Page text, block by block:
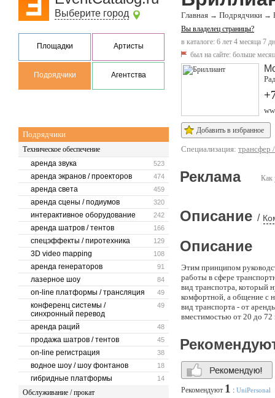
Выберите город
Площадки Артисты
Подрядчики Агентства
Подрядчики
Техническое обеспечение
523
аренда звука
474
аренда экранов / проекторов
459
аренда света
320
аренда сцены / подиумов
242
интерактивное оборудование
166
аренда шатров / тентов
129
спецэффекты / пиротехника
108
3D video mapping
91
аренда генераторов
84
лазерное шоу
49
on-line платформы / трансляция
49
конференц системы /
синхронный перевод
48
аренда раций
45
продажа шатров / тентов
38
on-line регистрация
18
водное шоу / шоу фонтанов
14
гибридные платформы
Обслуживание / прокат
Главная → Подрядчики →
Вы владелец страницы?
в каталоге: 6 лет 4 месяца 7
был на сайте: больше
Добавить в избранное
Специализация: трансфер
Как
Реклама
Описание /
Описание
Этим принципом
работы в сфере
вид транспотра, который
комфортной, а общение с
вид транспорта - от
вместимостью от 20 до 72
Рекомендуют 1 : UniPersonal